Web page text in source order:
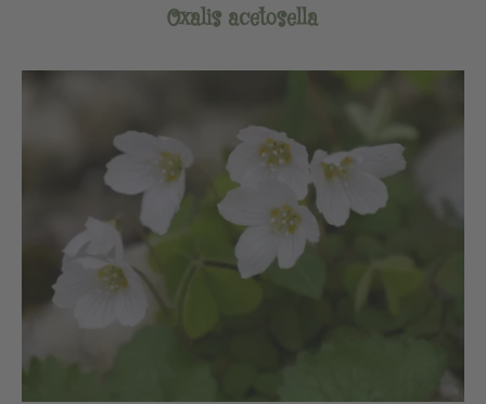
Oxalis acetosella